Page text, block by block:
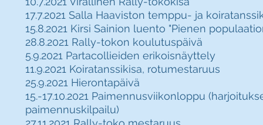
17.7.2021 Salla Haaviston temppu- ja
15.8.2021 Kirsi Sainion luento "Pienen
28.8.2021 Rally-tokon koulutuspäivä
5.9.2021 Partacollieiden erikoisnäyttely
11.9.2021 Koiratanssikisa, rotumestaruus
25.9.2021 Hierontapäivä
15.-17.10.2021 Paimennusviikonloppu
paimennuskilpailu)